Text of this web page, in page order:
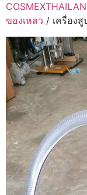
ของเหลว / เครื่อง